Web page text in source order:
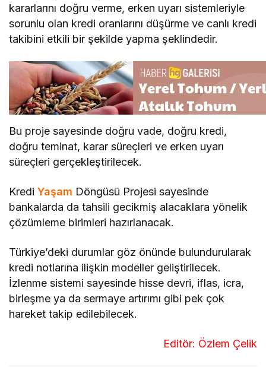
kararlarını doğru verme, erken uyarı sistemleriyle
sorunlu olan kredi oranlarını düşürme ve canlı kredi
takibini etkili bir şekilde yapma şeklindedir.
Bu proje sayesinde doğru vade, doğru kredi,
doğru teminat, karar süreçleri ve erken uyarı
süreçleri gerçekleştirilecek.
KrediYaşam Döngüsü Projesi sayesinde
bankalarda da tahsili gecikmiş alacaklara yönelik
çözümleme birimleri hazırlanacak.
Türkiye’deki durumlar göz önünde bulundurularak
kredi notlarına ilişkin modeller geliştirilecek.
İzlenme sistemi sayesinde hisse devri, iflas, icra,
birleşme ya da sermaye artırımı gibi pek çok
hareket takip edilebilecek.
Editör: Özlem Çelik